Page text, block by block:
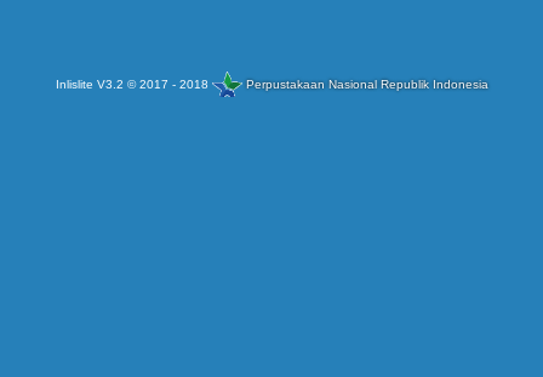
Inlislite V3.2 © 2017 - 2018 Perpustakaan Nasional Republik Indonesia